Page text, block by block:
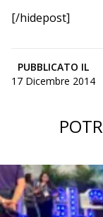
[/hidepost]
PUBBLICATO IL
17 Dicembre 2014